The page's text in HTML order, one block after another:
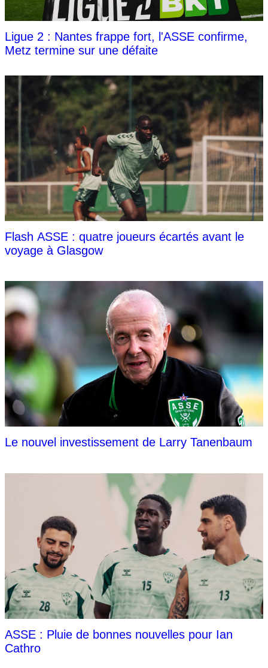
Ligue 2 : Nantes frappe fort, l'ASSE confirme,
Metz termine sur une défaite
Flash ASSE : quatre joueurs écartés avant le
voyage à Glasgow
Le nouvel investissement de Larry Tanenbaum
ASSE : Pluie de bonnes nouvelles pour Ian
Cathro